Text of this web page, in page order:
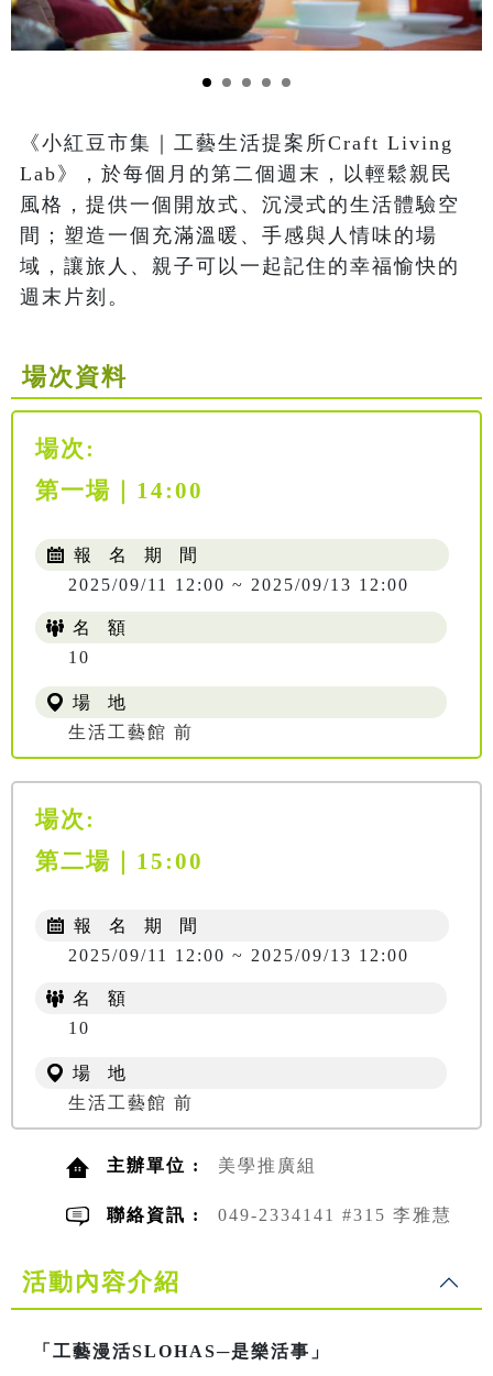
《小紅豆市集｜工藝生活提案所Craft Living
Lab》，於每個月的第二個週末，以輕鬆親民
風格，提供一個開放式、沉浸式的生活體驗空
間；塑造一個充滿溫暖、手感與人情味的場
域，讓旅人、親子可以一起記住的幸福愉快的
週末片刻。
場次資料
場次:
第一場｜14:00
報 名 期 間
2025/09/11 12:00 ~ 2025/09/13 12:00
名 額
10
場 地
生活工藝館 前
場次:
第二場｜15:00
報 名 期 間
2025/09/11 12:00 ~ 2025/09/13 12:00
名 額
10
場 地
生活工藝館 前
主辦單位 : 美學推廣組
聯絡資訊 : 049-2334141 #315 李雅慧
活動內容介紹
「工藝漫活SLOHAS─是樂活事」